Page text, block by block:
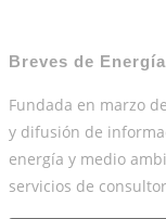
Breves de
Fundada en marzo
y difusión de
energía y medio
servicios de